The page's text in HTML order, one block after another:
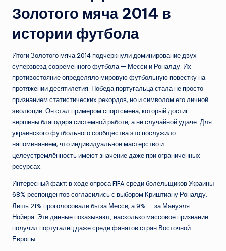
Золотого мяча 2014 в
истории футбола
Итоги Золотого мяча 2014 подчеркнули доминирование двух
суперзвезд современного футбола — Месси и Роналду. Их
противостояние определяло мировую футбольную повестку на
протяжении десятилетия. Победа португальца стала не просто
признанием статистических рекордов, но и символом его личной
эволюции. Он стал примером спортсмена, который достиг
вершины благодаря системной работе, а не случайной удаче. Для
украинского футбольного сообщества это послужило
напоминанием, что индивидуальное мастерство и
целеустремлённость имеют значение даже при ограниченных
ресурсах.
Интересный факт: в ходе опроса FIFA среди болельщиков Украины
68% респондентов согласились с выбором Криштиану Роналду.
Лишь 21% проголосовали бы за Месси, а 9% — за Мануэля
Нойера. Эти данные показывают, насколько массовое признание
получил португалец даже среди фанатов стран Восточной
Европы.